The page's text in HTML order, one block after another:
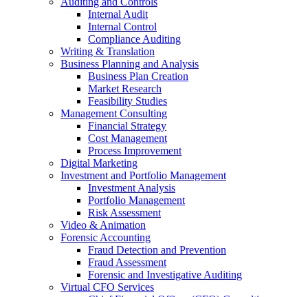
Internal Audit
Internal Control
Compliance Auditing
Writing & Translation
Business Planning and Analysis
Business Plan Creation
Market Research
Feasibility Studies
Management Consulting
Financial Strategy
Cost Management
Process Improvement
Digital Marketing
Investment and Portfolio Management
Investment Analysis
Portfolio Management
Risk Assessment
Video & Animation
Forensic Accounting
Fraud Detection and Prevention
Fraud Assessment
Forensic and Investigative Auditing
Virtual CFO Services